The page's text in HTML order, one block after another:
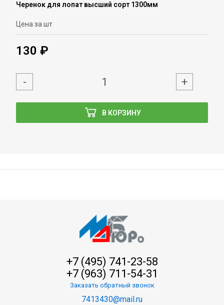
Черенок для лопат высший сорт 1300мм
Цена за шт
130 ₽
В КОРЗИНУ
- +
+7 (495) 741-23-58
+7 (963) 711-54-31
Заказать обратный звонок
7413430@mail.ru